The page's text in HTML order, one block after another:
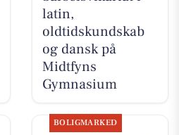
latin,
oldtidskundskab
og dansk på
Midtfyns
Gymnasium
BOLIGMARKED